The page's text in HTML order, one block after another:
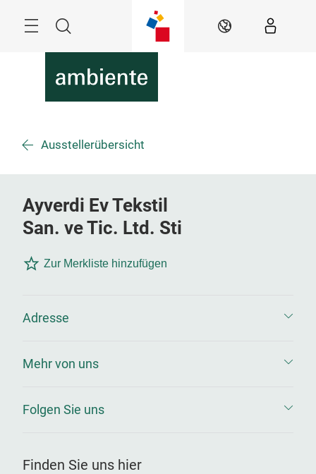
Suche DE
Ausstellerübersicht
Ayverdi Ev Tekstil
San. ve Tic. Ltd. Sti
Zur Merkliste hinzufügen
Adresse
Mehr von uns
Folgen Sie uns
Finden Sie uns hier